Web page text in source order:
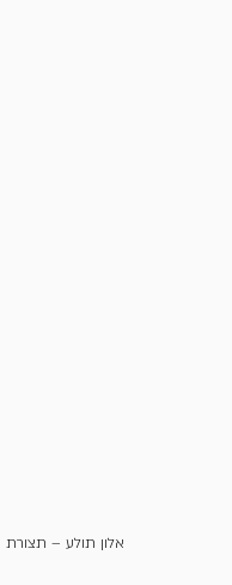
אלון תולע – תצורת